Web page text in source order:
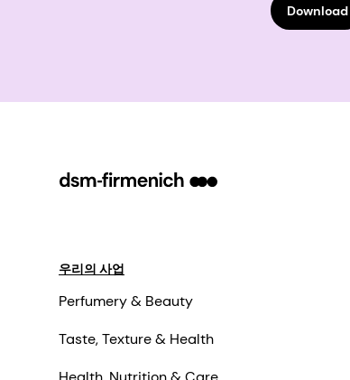
Download
우리의 사업
Perfumery & Beauty
Taste, Texture & Health